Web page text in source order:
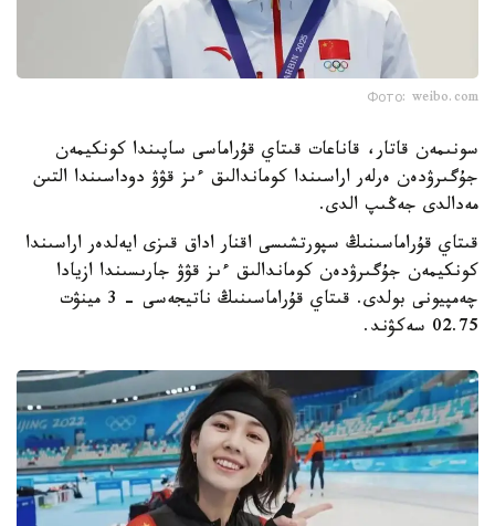
Фото: weibo.com
سونىمەن قاتار، قاناعات قىتاي قۇراماسى ساپىندا كونكيمەن
جۇگىرۋدەن ەرلەر اراسىندا كوماندالىق ءىز قۋۋ دوداسىندا التىن
مەدالدى جەڭىپ الدى.
قىتاي قۇراماسىنىڭ سپورتشىسى اقنار اداق قىزى ايەلدەر اراسىندا
كونكيمەن جۇگىرۋدەن كوماندالىق ءىز قۋۋ جارىسىندا ازيادا
چەمپيونى بولدى. قىتاي قۇراماسىنىڭ ناتيجەسى - 3 مينۋت
02.75 سەكۋند.